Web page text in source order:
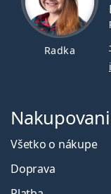
Radka
Všetko o nákupe
Doprava